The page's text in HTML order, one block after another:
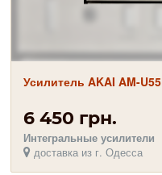
Усилитель AKAI AM-U55
6 450 грн.
Интегральные усилители
доставка из г. Одесса